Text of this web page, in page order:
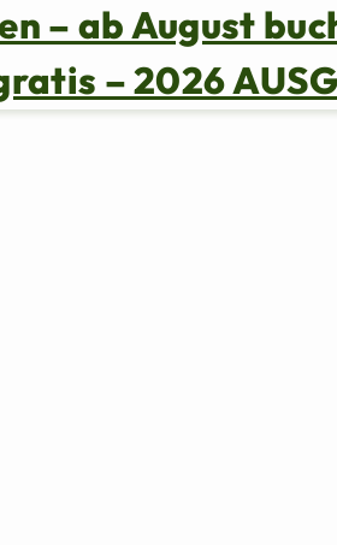
– ab August
– 2026